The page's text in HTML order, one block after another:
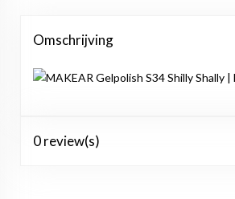
Omschrijving
0 review(s)